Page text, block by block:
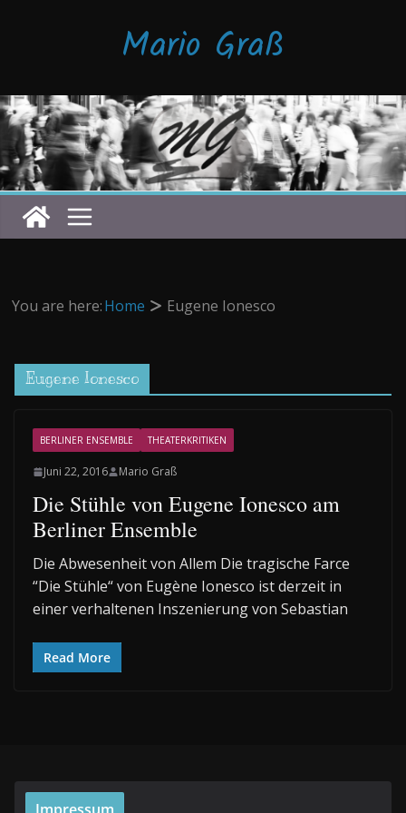
Mario Graß
You are here:Home Eugene Ionesco
Eugene Ionesco
BERLINER ENSEMBLE THEATERKRITIKEN
Juni 22, 2016 Mario Graß
Die Stühle von Eugene Ionesco am
Berliner Ensemble
Die Abwesenheit von Allem Die tragische Farce
“Die Stühle“ von Eugène Ionesco ist derzeit in
einer verhaltenen Inszenierung von Sebastian
Read More